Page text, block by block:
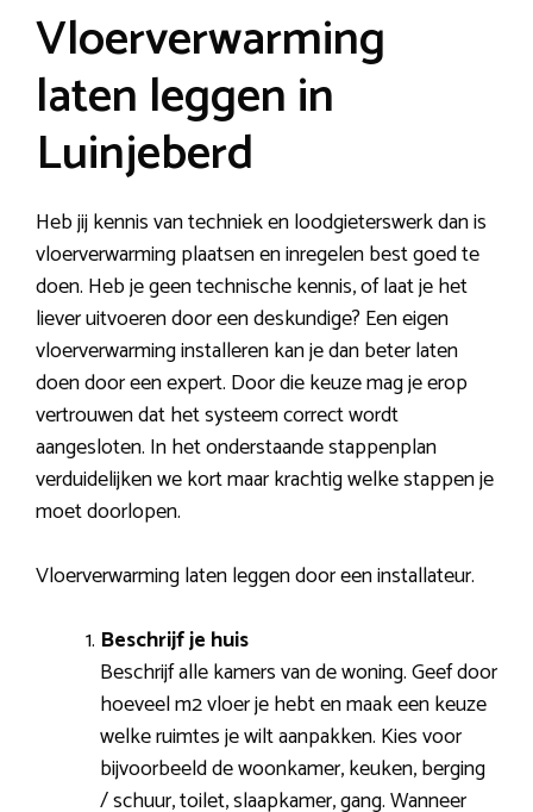
Vloerverwarming
laten leggen in
Luinjeberd
Heb jij kennis van techniek en loodgieterswerk dan is
vloerverwarming plaatsen en inregelen best goed te
doen. Heb je geen technische kennis, of laat je het
liever uitvoeren door een deskundige? Een eigen
vloerverwarming installeren kan je dan beter laten
doen door een expert. Door die keuze mag je erop
vertrouwen dat het systeem correct wordt
aangesloten. In het onderstaande stappenplan
verduidelijken we kort maar krachtig welke stappen je
moet doorlopen.
Vloerverwarming laten leggen door een installateur.
Beschrijf je huis
Beschrijf alle kamers van de woning. Geef door
hoeveel m2 vloer je hebt en maak een keuze
welke ruimtes je wilt aanpakken. Kies voor
bijvoorbeeld de woonkamer, keuken, berging
/ schuur, toilet, slaapkamer, gang. Wanneer